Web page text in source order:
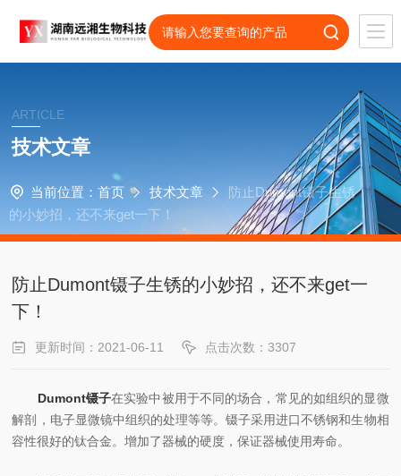
ARTICLE
技术文章
当前位置： 首页 技术文章
防止Dumont镊子生锈
的小妙招，还不来get一下！
防止Dumont镊子生锈的小妙招，还不来get一
下！
更新时间：2021-06-11 点击次数：3307
Dumont镊子在实验中被用于不同的场合，常见的如组织的显微
解剖，电子显微镜中组织的处理等等。镊子采用进口不锈钢和生物相
容性很好的钛合金。增加了器械的硬度，保证器械使用寿命。